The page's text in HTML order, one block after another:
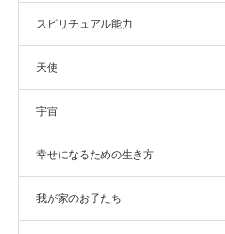
スピリチュアル能力
天使
宇宙
幸せになるための生き方
我が家のお子たち